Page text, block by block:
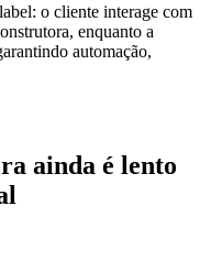
o cliente interage com
enquanto a
automação,
ainda é lento